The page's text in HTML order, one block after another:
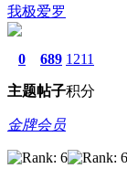
我极爱罗
0
主题
689
帖子
1211
积分
金牌会员